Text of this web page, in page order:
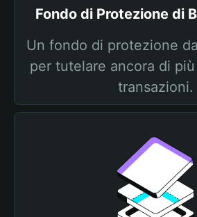
Fondo di Protezione di
Un fondo di protezione
per tutelare ancora di
transazioni.